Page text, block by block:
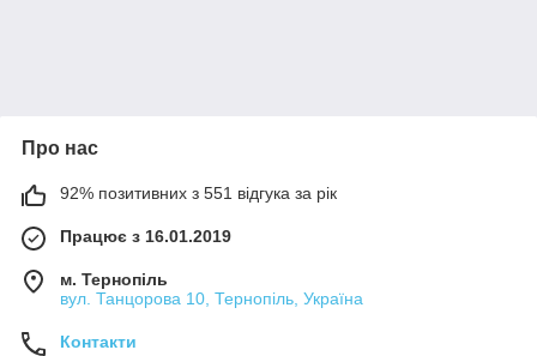
Про нас
92% позитивних з 551 відгука за рік
Працює з 16.01.2019
м. Тернопіль
вул. Танцорова 10, Тернопіль, Україна
Контакти